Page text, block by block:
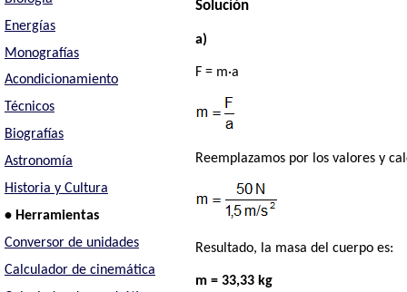
Energías
Monografías
Acondicionamiento
Técnicos
Biografías
Astronomía
Historia y Cultura
• Herramientas
Conversor de unidades
Calculador de cinemática
Solución
a)
F = m·a
Reemplazamos por los valores y
Resultado, la masa del cuerpo es:
m = 33,33 kg